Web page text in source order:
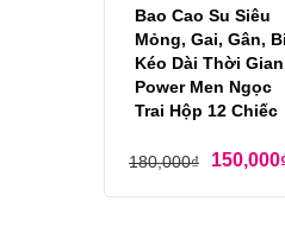
Bao Cao Su Siêu
Mỏng, Gai, Gân,
Kéo Dài Thời Gian
Power Men Ngọc
Trai Hộp 12 Chiếc
180,000₫ 150,000